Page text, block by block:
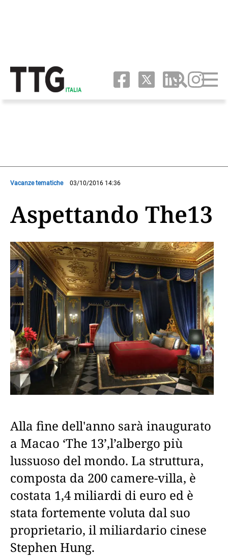
Vacanze tematiche 03/10/2016 14:36
Aspettando The13
Alla fine dell'anno sarà inaugurato
a Macao ‘The 13’,l’albergo più
lussuoso del mondo. La struttura,
composta da 200 camere-villa, è
costata 1,4 miliardi di euro ed è
stata fortemente voluta dal suo
proprietario, il miliardario cinese
Stephen Hung.